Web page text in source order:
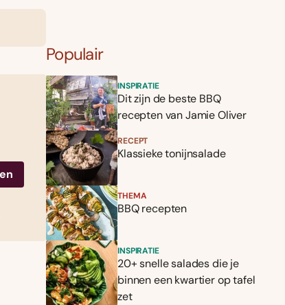
Populair
INSPIRATIE
Dit zijn de beste BBQ
recepten van Jamie Oliver
RECEPT
Klassieke tonijnsalade
THEMA
BBQ recepten
INSPIRATIE
20+ snelle salades die je
binnen een kwartier op tafel
zet